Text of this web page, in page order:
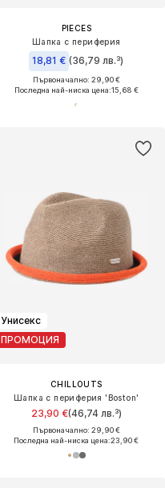
PIECES
Шапка с периферия
18,81 € (36,79 лв.³)
Първоначално: 29,90 €
Последна най-ниска цена:15,68 €
Унисекс
ПРОМОЦИЯ
CHILLOUTS
Шапка с периферия 'Boston'
23,90 €(46,74 лв.³)
Първоначално: 29,90 €
Последна най-ниска цена:23,90 €